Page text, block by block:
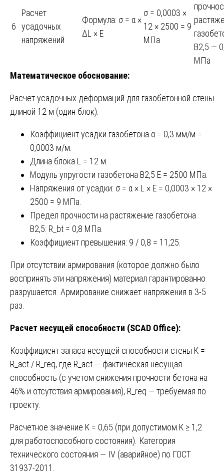
6
Расчет
усадочных
напряжений
Формула: σ = α ×
ΔL × E
σ = 0,0003 ×
12 × 2500 = 9
МПа
B2,5 —
МПа
Математическое обоснование:
Расчет усадочных деформаций для газобетонной стены
длиной 12 м (один блок):
Коэффициент усадки газобетона α = 0,3 мм/м =
0,0003 м/м.
Длина блока L = 12 м.
Модуль упругости газобетона B2,5 E = 2500 МПа.
Напряжения от усадки: σ = α × L × E = 0,0003 × 12 ×
2500 = 9 МПа.
Предел прочности на растяжение газобетона
B2,5: R_bt = 0,8 МПа.
Коэффициент превышения: 9 / 0,8 = 11,25.
При отсутствии армирования (которое должно было
воспринять эти напряжения) материал гарантированно
разрушается. Армирование снижает напряжения в 3-5
раз.
Расчет несущей способности (SCAD Office):
Коэффициент запаса несущей способности стены K =
R_act / R_req, где R_act — фактическая несущая
способность (с учетом снижения прочности бетона на
46% и отсутствия армирования), R_req — требуемая по
проекту.
Расчетное значение K = 0,65 (при допустимом K ≥ 1,2
для работоспособного состояния). Категория
технического состояния — IV (аварийное) по ГОСТ
31937-2011.